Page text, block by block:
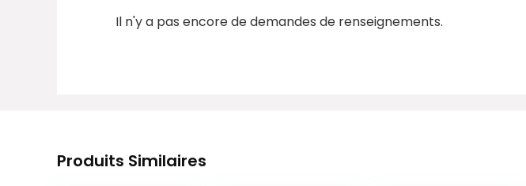
Il n'y a pas encore de demandes de renseignements.
Produits Similaires